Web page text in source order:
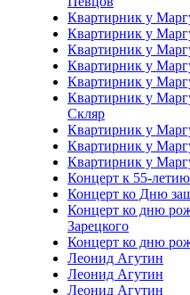
Квартирник у
Квартирник у
Квартирник у
Квартирник у
Квартирник у
Квартирник у
Скляр
Квартирник у
Квартирник у
Квартирник у
Концерт к 55-
Концерт ко Дню
Концерт ко дню
Зарецкого
Концерт ко дню
Леонид Агутин
Леонид Агутин
Леонид Агутин